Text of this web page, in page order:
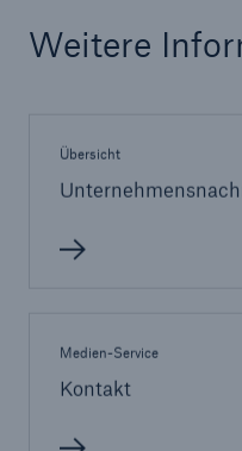
Weitere
Übersicht
Medien-Service
Kontakt
Versicherung bis zu
50 %
Geschätzte globale
Internetkriminalität